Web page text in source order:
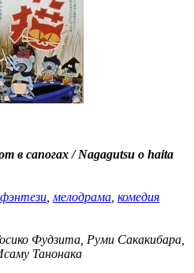
в сапогах / Nagagutsu o haita
фэнтези мелодрама комедия
Фудзита, Руми Сакакибара,
Танонака